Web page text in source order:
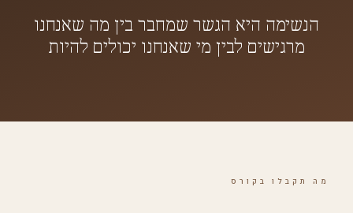
הנשימה היא הגשר שמחבר בין מה שאנחנו
מרגישים לבין מי שאנחנו יכולים להיות
מה תקבלו בקורס